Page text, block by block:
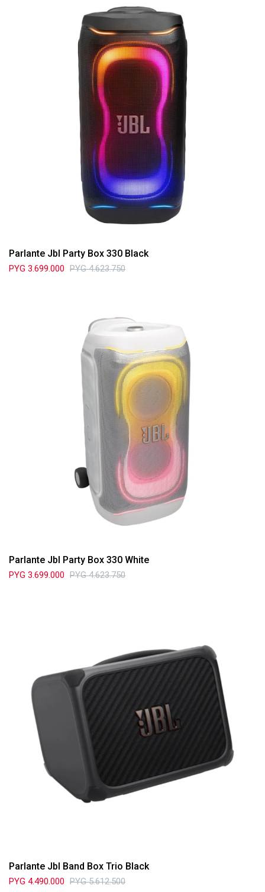
Parlante Jbl Party Box 330 Black
PYG 3.699.000 PYG 4.623.750
Parlante Jbl Party Box 330 White
PYG 3.699.000 PYG 4.623.750
Parlante Jbl Band Box Trio Black
PYG 4.490.000 PYG 5.612.500